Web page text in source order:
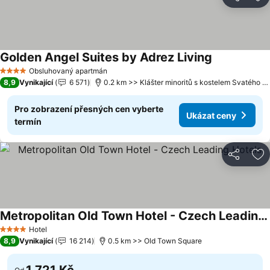
4 Počet hvězdiček
Obsluhovaný apartmán
Golden Angel Suites by Adrez Living
8,9 Vynikající 6 571 0.2 km >> Klášter minoritů s kostelem Svatého Jakuba Většího
Pro zobrazení přesných cen vyberte
termín
Ukázat ceny
Sdílet
4 Počet hvězdiček
Hotel
Metropolitan Old Town Hotel - Czech Leading Hotels
8,9 Vynikající 16 214 0.5 km >> Old Town Square